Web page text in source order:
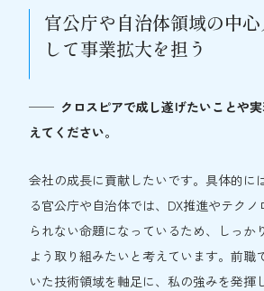
官公庁や自治体領域の中
して事業拡大を担う
クロスピアで成し遂げたいことや
えてください。
会社の成長に貢献したいです。具体的に
る官公庁や自治体では、DX推進やテク
られない命題になっているため、しっか
よう取り組みたいと考えています。前職
いた技術領域を軸足に、私の強みを発揮